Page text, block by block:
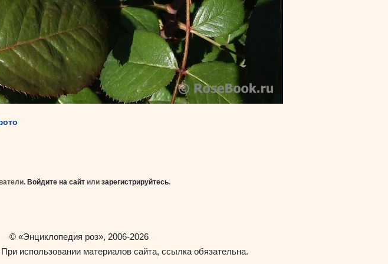
Войдите на сайт или зарегистрируйтесь.
© «Энциклопедия роз», 2006-2026
использовании материалов сайта, ссылка обязательна.